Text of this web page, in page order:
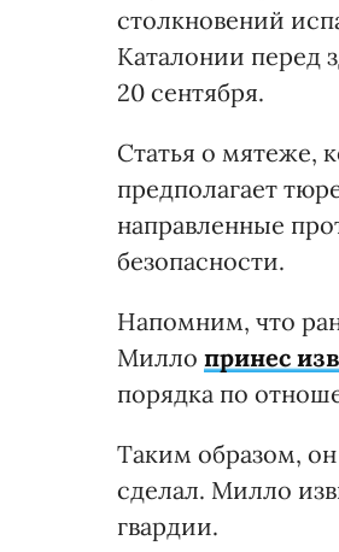
столкновений
Каталонии перед
20 сентября.
Статья о мятеже,
предполагает
направленные
безопасности.
Напомним, что
Милло принес
порядка по
Таким образом,
сделал. Милло
гвардии.